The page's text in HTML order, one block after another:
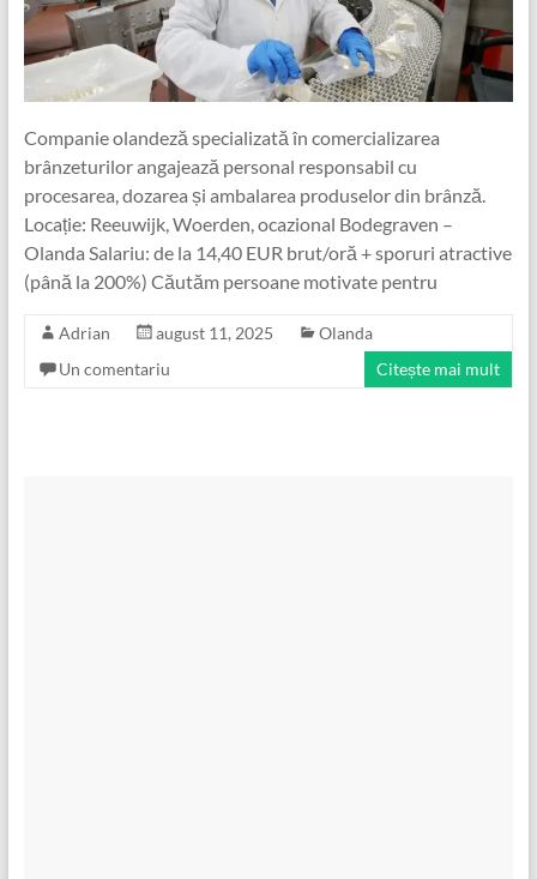
Companie olandeză specializată în comercializarea
brânzeturilor angajează personal responsabil cu
procesarea, dozarea și ambalarea produselor din brânză.
Locație: Reeuwijk, Woerden, ocazional Bodegraven –
Olanda Salariu: de la 14,40 EUR brut/oră + sporuri atractive
(până la 200%) Căutăm persoane motivate pentru
Adrian august 11, 2025
Olanda
Un comentariu
Citește mai mult